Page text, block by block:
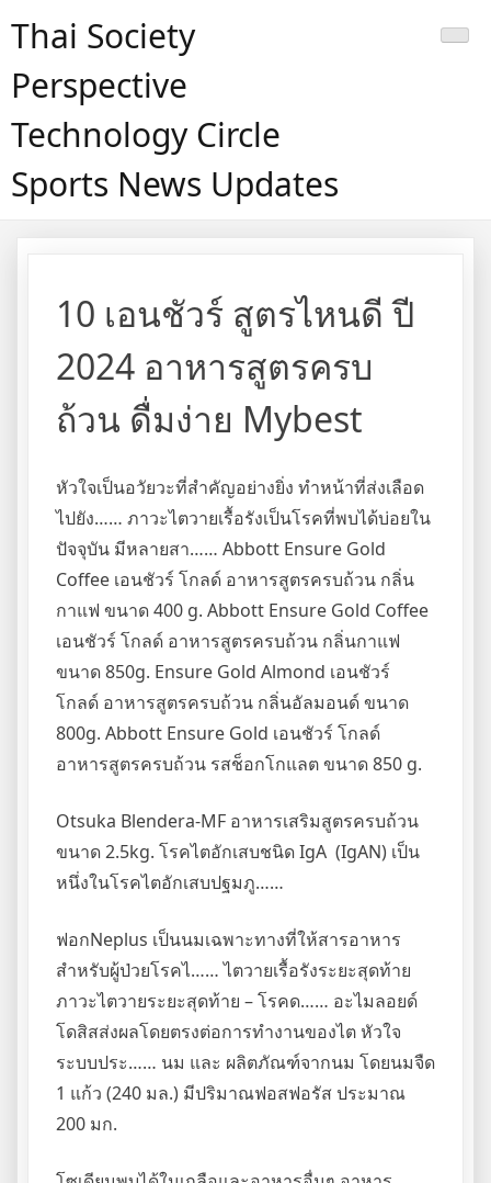
Thai Society
Perspective
Technology Circle
Sports News Updates
10 เอนชัวร์ สูตรไหนดี ปี
2024 อาหารสูตรครบ
ถ้วน ดื่มง่าย Mybest
หัวใจเป็นอวัยวะที่สำคัญอย่างยิ่ง ทำหน้าที่ส่งเลือด
ไปยัง…… ภาวะไตวายเรื้อรังเป็นโรคที่พบได้บ่อยใน
ปัจจุบัน มีหลายสา…… Abbott Ensure Gold
Coffee เอนชัวร์ โกลด์ อาหารสูตรครบถ้วน กลิ่น
กาแฟ ขนาด 400 g. Abbott Ensure Gold Coffee
เอนชัวร์ โกลด์ อาหารสูตรครบถ้วน กลิ่นกาแฟ
ขนาด 850g. Ensure Gold Almond เอนชัวร์
โกลด์ อาหารสูตรครบถ้วน กลิ่นอัลมอนด์ ขนาด
800g. Abbott Ensure Gold เอนชัวร์ โกลด์
อาหารสูตรครบถ้วน รสช็อกโกแลต ขนาด 850 g.
Otsuka Blendera-MF อาหารเสริมสูตรครบถ้วน
ขนาด 2.5kg. โรคไตอักเสบชนิด IgA (IgAN) เป็น
หนึ่งในโรคไตอักเสบปฐมภู……
ฟอกNeplus เป็นนมเฉพาะทางที่ให้สารอาหาร
สำหรับผู้ป่วยโรคไ…… ไตวายเรื้อรังระยะสุดท้าย
ภาวะไตวายระยะสุดท้าย – โรคด…… อะไมลอยด์
โดสิสส่งผลโดยตรงต่อการทำงานของไต หัวใจ
ระบบประ…… นม และ ผลิตภัณฑ์จากนม โดยนมจืด
1 แก้ว (240 มล.) มีปริมาณฟอสฟอรัส ประมาณ
200 มก.